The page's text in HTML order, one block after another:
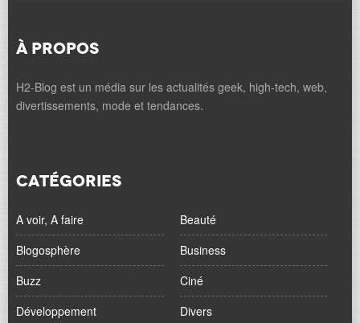
À PROPOS
H2-Blog est un média sur les actualités geek, high-tech, web,
divertissements, mode et tendances.
CATÉGORIES
A voir, A faire
Beauté
Blogosphère
Business
Buzz
Ciné
Développement
Divers